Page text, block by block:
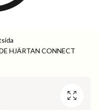
HJÄRTAN CONNECT